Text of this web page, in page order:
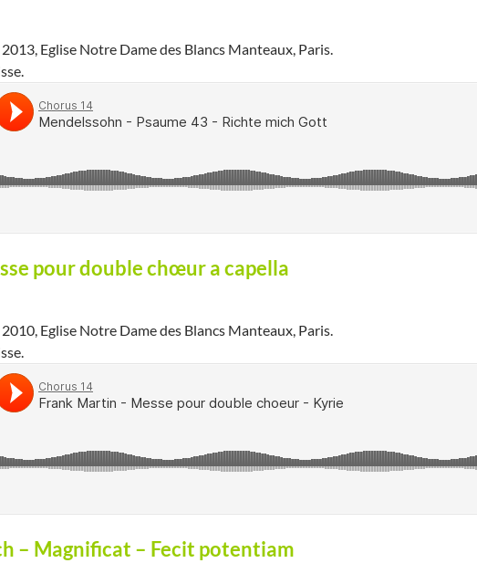
Eglise Notre Dame des Blancs Manteaux, Paris.
pour double chœur a capella
Eglise Notre Dame des Blancs Manteaux, Paris.
– Magnificat – Fecit potentiam